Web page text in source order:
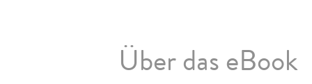
Über das eBook